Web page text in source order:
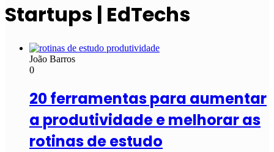
Startups | EdTechs
João Barros
0
20 ferramentas para aumentar
a produtividade e melhorar as
rotinas de estudo